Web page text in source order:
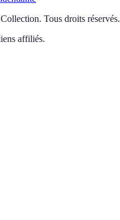
. Tous droits réservés.
affiliés.